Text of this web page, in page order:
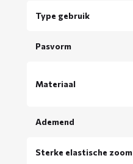
Type gebruik
Pasvorm
Materiaal
Ademend
Sterke elastische zoom